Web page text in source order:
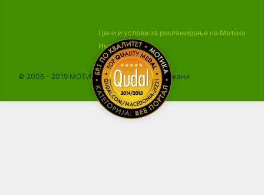
Цени и услови за рекламирање на Мотика
Импресум
© 2006 - 2019 МОТИКА, Сите права се задржани